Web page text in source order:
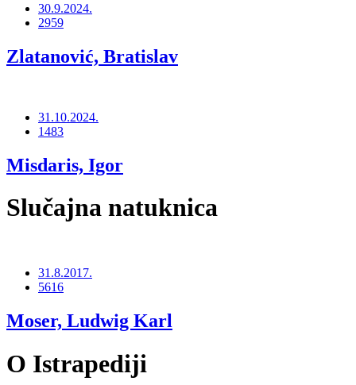
30.9.2024.
2959
Zlatanović, Bratislav
31.10.2024.
1483
Misdaris, Igor
Slučajna natuknica
31.8.2017.
5616
Moser, Ludwig Karl
O Istrapediji